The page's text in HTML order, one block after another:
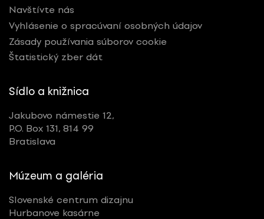
Navštívte nás
Vyhlásenie o spracúvaní osobných údajov
Zásady používania súborov cookie
Štatistický zber dát
Sídlo a knižnica
Jakubovo námestie 12,
P.O. Box 131, 814 99
Bratislava
Múzeum a galéria
Slovenské centrum dizajnu
Hurbanove kasárne